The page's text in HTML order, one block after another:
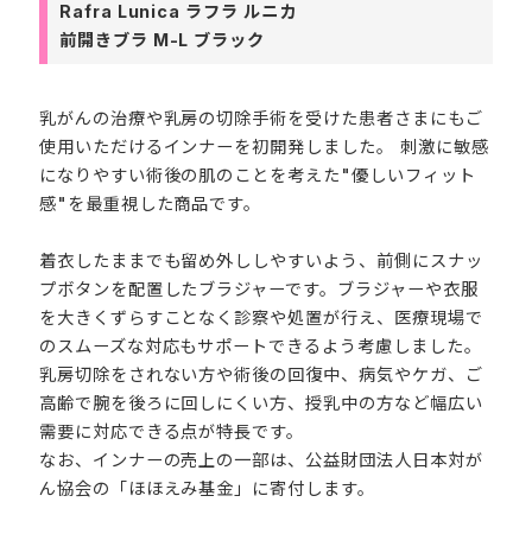
Rafra Lunica ラフラ ルニカ
前開きブラ M-L ブラック
乳がんの治療や乳房の切除手術を受けた患者さまにもご
使用いただけるインナーを初開発しました。 刺激に敏感
になりやすい術後の肌のことを考えた"優しいフィット
感"を最重視した商品です。
着衣したままでも留め外ししやすいよう、前側にスナッ
プボタンを配置したブラジャーです。ブラジャーや衣服
を大きくずらすことなく診察や処置が行え、医療現場で
のスムーズな対応もサポートできるよう考慮しました。
乳房切除をされない方や術後の回復中、病気やケガ、ご
高齢で腕を後ろに回しにくい方、授乳中の方など幅広い
需要に対応できる点が特長です。
なお、インナーの売上の一部は、公益財団法人日本対が
ん協会の「ほほえみ基金」に寄付します。